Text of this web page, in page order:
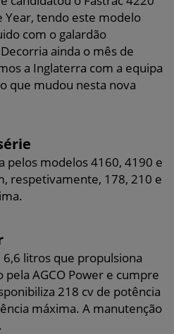
tendo este modelo
com o galardão
ainda o mês de
a Inglaterra com a equipa
que mudou nesta nova
pelos modelos 4160, 4190 e
respetivamente, 178, 210 e
litros que propulsiona
AGCO Power e cumpre
218 cv de potência
máxima. A manutenção